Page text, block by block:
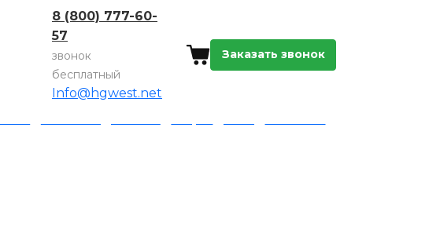
8 (800) 777-60-
57
звонок
бесплатный
Info@hgwest.net
Заказать звонок